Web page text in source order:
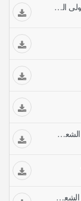
اللهم انا لا نخلو عن نظرك طرفة عين محمد متولي الشعراوي
اللهم اني اسألك ان تبسط لساني محمد متولي الشعراوي
اللهم اني اعلم اني عاصيك ولكني محمد متولي الشعراوي